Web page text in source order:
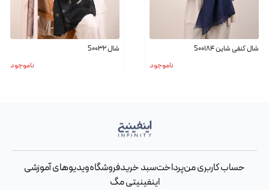
شال کنفی شاین S00184
ناموجود
شال S0032
ناموجود
حساب کاربری منپرداختسبد خریدفروشگاهویدیوهای آموزشی
اینفینیتی مگ